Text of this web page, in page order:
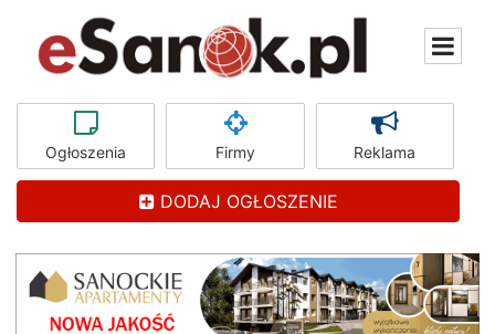
Ogłoszenia Firmy Reklama
DODAJ OGŁOSZENIE